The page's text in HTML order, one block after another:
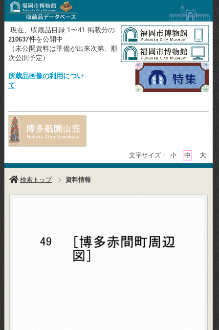
現在、収蔵品目録 1〜41 掲載分の
210637件を公開中
（未公開資料は準備が出来次第、順
次公開予定）
所蔵品画像の利用につい
て
文字サイズ： 小 中 大
検索トップ 資料情報